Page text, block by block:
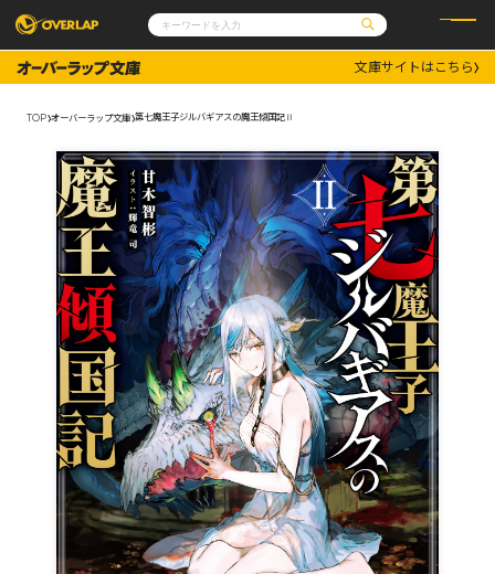
コミックガルド
コミッククリエ
文庫
ノベルス
その他
コミックエッセイ
ポケットモンスター
アニメ
ゲーム
通販・NEWS
OVERLAP STORE
オーバーラップ広報室
企業
会社概要
採用情報
アクセス
オーバーラップホールディングス
お問い合わせはこちら
オーバーラップ文庫
オーバーラップノベルス
オーバーラップノベルスf
ロサージュノベルス
文庫サイトはこちら
TOP オーバーラップ文庫 第七魔王子ジルバギアスの魔王傾国記Ⅱ